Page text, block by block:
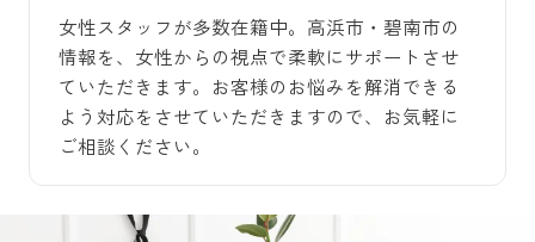
女性スタッフが多数在籍中。高浜市・碧南市の
情報を、女性からの視点で柔軟にサポートさせ
ていただきます。お客様のお悩みを解消できる
よう対応をさせていただきますので、お気軽に
ご相談ください。